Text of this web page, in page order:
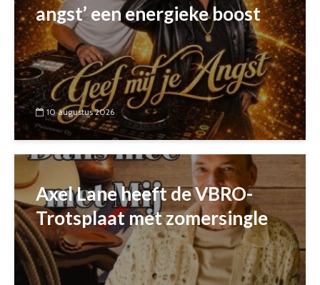
angst’ een energieke boost
10 augustus 2026
Axel Lane heeft de VBRO-
Trotsplaat met zomersingle